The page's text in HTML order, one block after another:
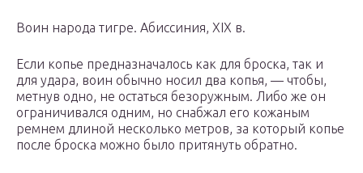
Воин народа тигре. Абиссиния, XIX в.
Если копье предназначалось как для броска, так и
для удара, воин обычно носил два копья, — чтобы,
метнув одно, не остаться безоружным. Либо же он
ограничивался одним, но снабжал его кожаным
ремнем длиной несколько метров, за который копье
после броска можно было притянуть обратно.